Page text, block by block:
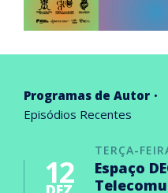
Programas de Autor
Episódios Recentes
TERÇA-
12
Espaço